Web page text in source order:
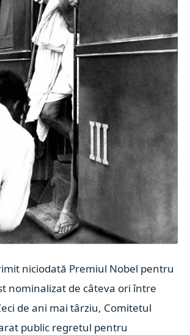
niciodată Premiul Nobel pentru
nominalizat de câteva ori între
de ani mai târziu, Comitetul
public regretul pentru